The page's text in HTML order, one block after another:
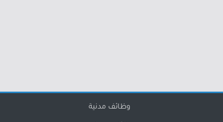
وظائف مدنية